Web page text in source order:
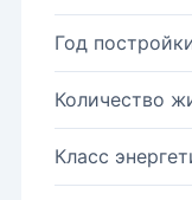
Год
Количество
Класс